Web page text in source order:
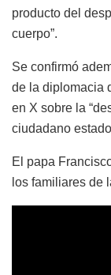
producto del
cuerpo”.
Se confirmó
de la diplomacia
en X sobre la
ciudadano
El papa
los familiares de